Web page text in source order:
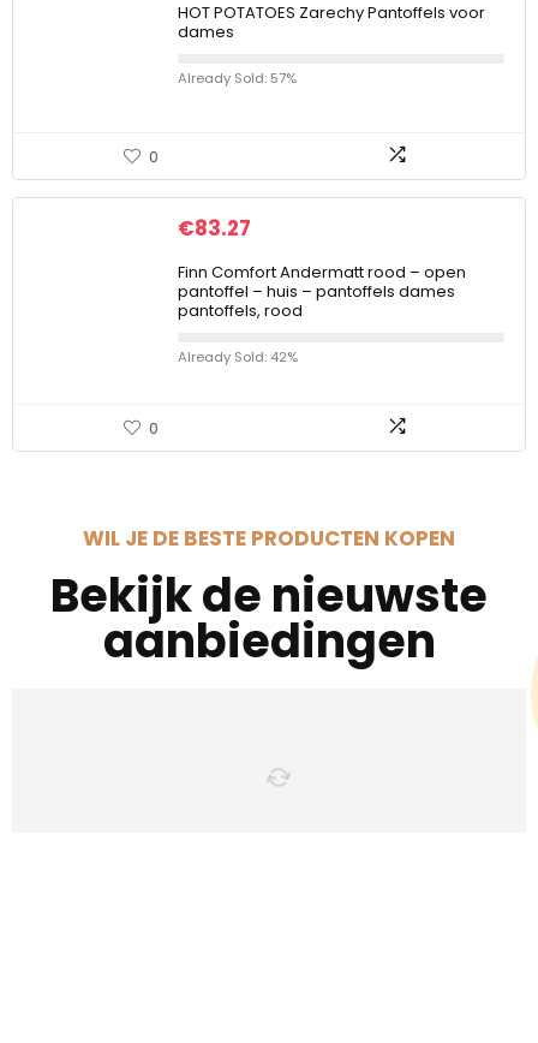
HOT POTATOES Zarechy Pantoffels voor
dames
Already Sold: 57%
0
€83.27
Finn Comfort Andermatt rood – open
pantoffel – huis – pantoffels dames
pantoffels, rood
Already Sold: 42%
0
WIL JE DE BESTE PRODUCTEN KOPEN
Bekijk de nieuwste
aanbiedingen